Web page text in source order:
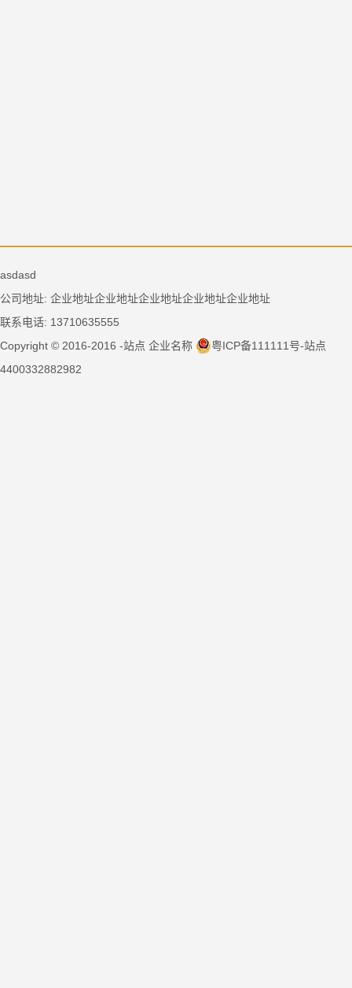
asdasd
公司地址: 企业地址企业地址企业地址企业地址企业地址
联系电话: 13710635555
Copyright © 2016-2016 -站点 企业名称
粤ICP备111111号-站点
4400332882982